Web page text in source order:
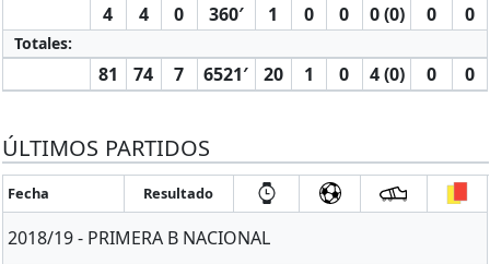
4
4 0 360′ 1 0 0 0 (0) 0 0
Totales:
81 74 7 6521′ 20 1 0 4 (0) 0 0
ÚLTIMOS PARTIDOS
Fecha Resultado
2018/19 - PRIMERA B NACIONAL